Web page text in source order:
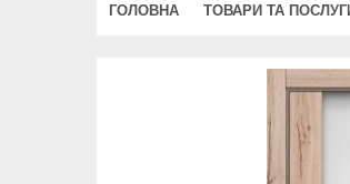
ГОЛОВНА ТОВАРИ ТА